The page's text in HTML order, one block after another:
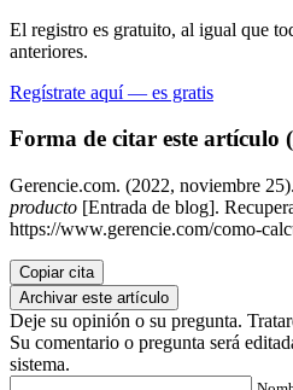
El registro es gratuito, al igual que
anteriores.
Regístrate aquí — es gratis
Forma de citar este artículo
Gerencie.com. (2022, noviembre 25).
producto [Entrada de blog].
https://www.gerencie.com/como-
Copiar cita
Archivar este artículo
Deje su opinión o su pregunta.
Su comentario o pregunta será
sistema.